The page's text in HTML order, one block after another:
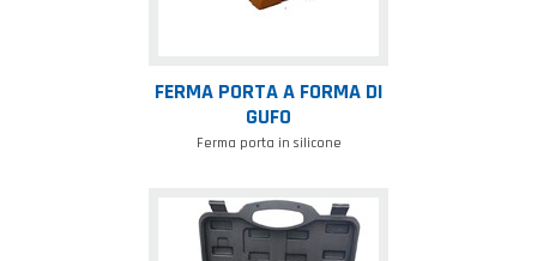
FERMA PORTA A FORMA DI
GUFO
Ferma porta in silicone
Svitavvita